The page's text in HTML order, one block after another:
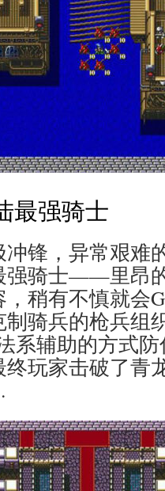
最强骑士
锋，异常艰难
强骑士——里昂
稍有不慎就会
骑兵的枪兵组
系辅助的方式
玩家击破了青